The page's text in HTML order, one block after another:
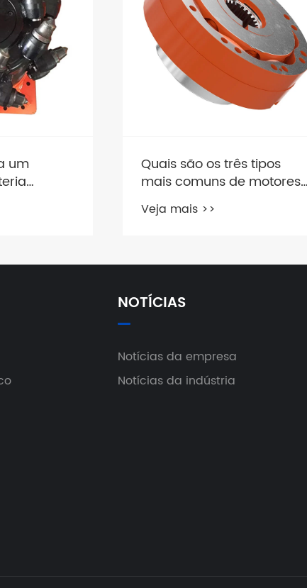
um
Quais são os três tipos
mais comuns de motores
hidráulicos?
Veja mais >>
NOTÍCIAS
Notícias da empresa
Notícias da indústria